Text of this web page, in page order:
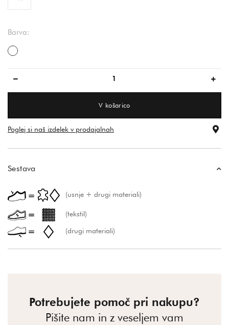
Barva:
večbarvno
V košarico
Poglej si naš izdelek v prodajalnah
Sestava
(usnje + drugi materiali)
(tekstil)
(drugi materiali)
Potrebujete pomoč pri nakupu?
Pišite nam in z veseljem vam